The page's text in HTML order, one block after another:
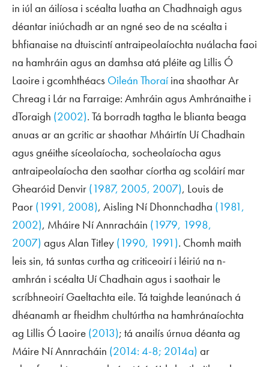
in iúl an áilíosa i scéalta luatha an Chadhnaigh agus
déantar iniúchadh ar an ngné seo de na scéalta i
bhfianaise na dtuiscintí antraipeolaíochta nuálacha faoi
na hamhráin agus an damhsa atá pléite ag Lillis Ó
Laoire i gcomhthéacs Oileán Thoraí ina shaotharAr
Chreag i Lár na Farraige: Amhráin agus Amhránaithe i
dToraigh (2002). Tá borradh tagtha le blianta beaga
anuas ar an gcritic ar shaothar Mháirtín Uí Chadhain
agus gnéithe síceolaíocha, socheolaíocha agus
antraipeolaíocha den saothar cíortha ag scoláirí mar
Ghearóid Denvir (1987, 2005, 2007), Louis de
Paor (1991, 2008), Aisling Ní Dhonnchadha (1981,
2002), Mháire Ní Annracháin (1979, 1998,
2007) agus Alan Titley (1990, 1991). Chomh maith
leis sin, tá suntas curtha ag criticeoirí i léiriú na n-
amhrán i scéalta Uí Chadhain agus i saothair le
scríbhneoirí Gaeltachta eile. Tá taighde leanúnach á
dhéanamh ar fheidhm chultúrtha na hamhránaíochta
ag Lillis Ó Laoire (2013); tá anailís úrnua déanta ag
Máire Ní Annracháin (2014: 4-8; 2014a) ar